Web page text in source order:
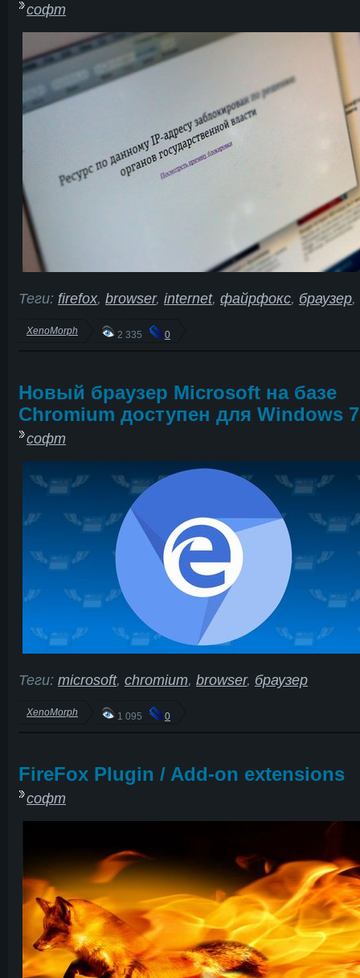
софт
Теги: firefox, browser, internet, файрфокс, браузер,
XenoMorph 2 335 0
Новый браузер Microsoft на базе
Chromium доступен для Windows
софт
Теги: microsoft, chromium, browser, браузер
XenoMorph 1 095 0
FireFox Plugin / Add-on extensions
софт